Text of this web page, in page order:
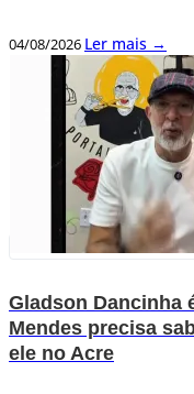
04/08/2026 Ler mais →
Gladson Dancinha
Mendes precisa
ele no Acre